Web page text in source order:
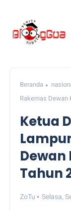
Beranda
Rakernas Dewan
Ketua
Tahun
ZoTu Selasa,